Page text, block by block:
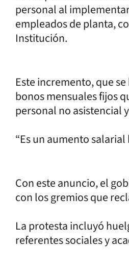
personal al
empleados de planta,
Institución.
Este incremento, que
bonos mensuales fijos
personal no asistencial
“Es un aumento
Con este anuncio, el
con los gremios que
La protesta incluyó
referentes sociales y